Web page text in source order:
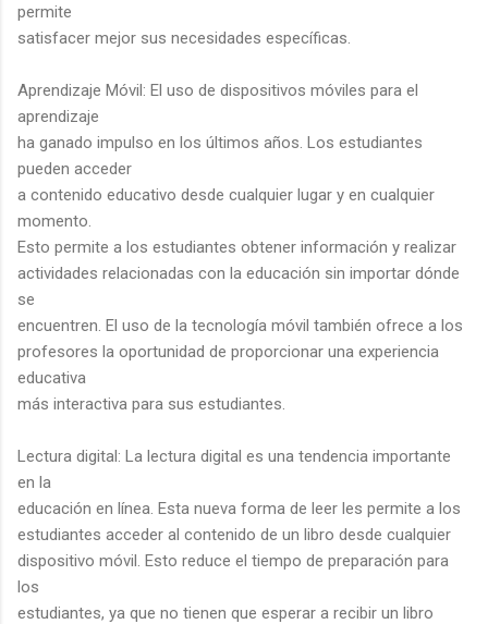
permite
satisfacer mejor sus necesidades específicas.
Aprendizaje Móvil: El uso de dispositivos móviles para el
aprendizaje
ha ganado impulso en los últimos años. Los estudiantes
pueden acceder
a contenido educativo desde cualquier lugar y en cualquier
momento.
Esto permite a los estudiantes obtener información y realizar
actividades relacionadas con la educación sin importar dónde
se
encuentren. El uso de la tecnología móvil también ofrece a los
profesores la oportunidad de proporcionar una experiencia
educativa
más interactiva para sus estudiantes.
Lectura digital: La lectura digital es una tendencia importante
en la
educación en línea. Esta nueva forma de leer les permite a los
estudiantes acceder al contenido de un libro desde cualquier
dispositivo móvil. Esto reduce el tiempo de preparación para
los
estudiantes, ya que no tienen que esperar a recibir un libro